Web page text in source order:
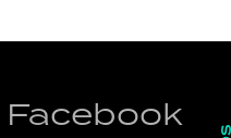
Facebook